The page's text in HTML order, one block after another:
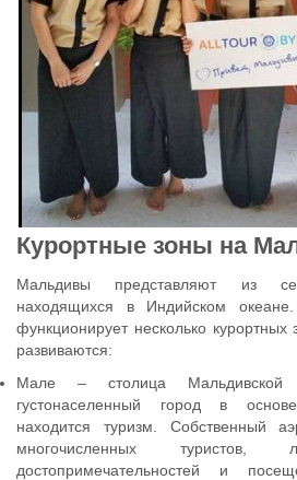
Курортные зоны на
Мальдивы представляют из
находящихся в Индийском
функционирует несколько
развиваются:
Мале – столица Мальдивской
густонаселенный город в
находится туризм. Собственный
многочисленных туристов,
достопримечательностей и